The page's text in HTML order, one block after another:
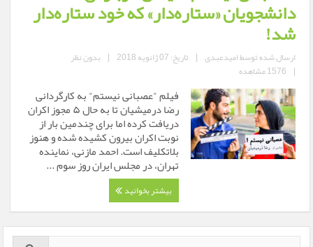
دانشجویان «ستاره‌دار» که خود ستاره‌دار
شد!
ارسال شده توسطامیدعبدی | تاریخ: 07 ژانویه 2018 | بدون نظر
| 1576 مشاهده
فیلم "عصبانی نیستم" به کارگردانی
رضا درمیشیان تا به حال ۵ مجوز اکران
دریافت کرده اما برای چندمین بار از
نوبت اکران بیرون کشیده شده و هنوز
بلاتکلیف است. احمد مازنی، نماینده
تهران، در مجلس ایران روز سوم ...
بیشتر بخوانید